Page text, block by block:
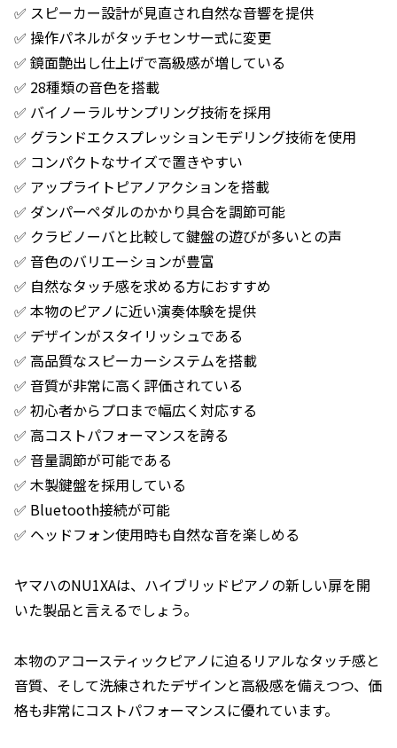
✅ スピーカー設計が見直され自然な音響を提供
✅ 操作パネルがタッチセンサー式に変更
✅ 鏡面艶出し仕上げで高級感が増している
✅ 28種類の音色を搭載
✅ バイノーラルサンプリング技術を採用
✅ グランドエクスプレッションモデリング技術を使用
✅ コンパクトなサイズで置きやすい
✅ アップライトピアノアクションを搭載
✅ ダンパーペダルのかかり具合を調節可能
✅ クラビノーバと比較して鍵盤の遊びが多いとの声
✅ 音色のバリエーションが豊富
✅ 自然なタッチ感を求める方におすすめ
✅ 本物のピアノに近い演奏体験を提供
✅ デザインがスタイリッシュである
✅ 高品質なスピーカーシステムを搭載
✅ 音質が非常に高く評価されている
✅ 初心者からプロまで幅広く対応する
✅ 高コストパフォーマンスを誇る
✅ 音量調節が可能である
✅ 木製鍵盤を採用している
✅ Bluetooth接続が可能
✅ ヘッドフォン使用時も自然な音を楽しめる
ヤマハのNU1XAは、ハイブリッドピアノの新しい扉を開
いた製品と言えるでしょう。
本物のアコースティックピアノに迫るリアルなタッチ感と
音質、そして洗練されたデザインと高級感を備えつつ、価
格も非常にコストパフォーマンスに優れています。